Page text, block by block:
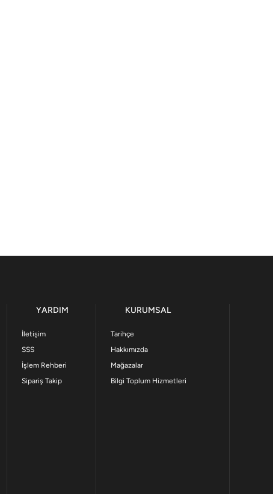
YARDIM
İletişim
SSS
İşlem Rehberi
Sipariş Takip
KURUMSAL
Tarihçe
Hakkımızda
Mağazalar
Bilgi Toplum Hizmetleri